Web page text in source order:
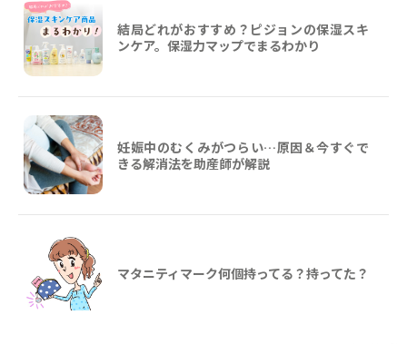
結局どれがおすすめ？ピジョンの保湿スキ
ンケア。保湿力マップでまるわかり
妊娠中のむくみがつらい…原因＆今すぐで
きる解消法を助産師が解説
マタニティマーク何個持ってる？持ってた？